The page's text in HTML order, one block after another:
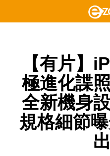
【有片】
極進化諜
全新機身
規格細節